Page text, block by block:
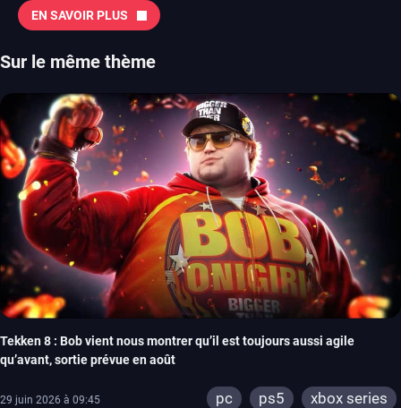
EN SAVOIR PLUS
Sur le même thème
Tekken 8 : Bob vient nous montrer qu’il est toujours aussi agile
qu’avant, sortie prévue en août
29 juin 2026 à 09:45 pc ps5 xbox series